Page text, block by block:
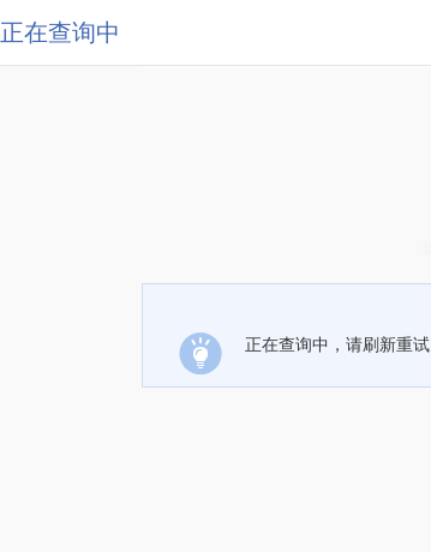
正在查询中
正在查询中，请刷新重试